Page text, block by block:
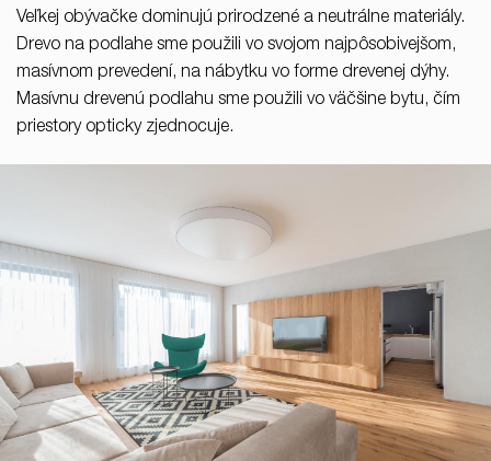
Veľkej obývačke dominujú prirodzené a neutrálne materiály.
Drevo na podlahe sme použili vo svojom najpôsobivejšom,
masívnom prevedení, na nábytku vo forme drevenej dýhy.
Masívnu drevenú podlahu sme použili vo väčšine bytu, čím
priestory opticky zjednocuje.